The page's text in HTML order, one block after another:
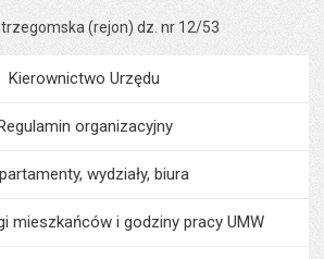
(rejon) dz. nr 12/53
MenuUrząd Miejski
Kierownictwo Urzędu
organizacyjny
wydziały, biura
mieszkańców i godziny pracy UMW